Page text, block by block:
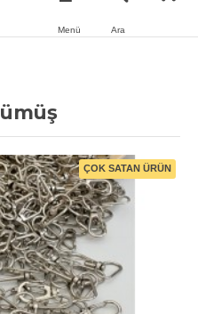
ÇOK SATAN ÜRÜN